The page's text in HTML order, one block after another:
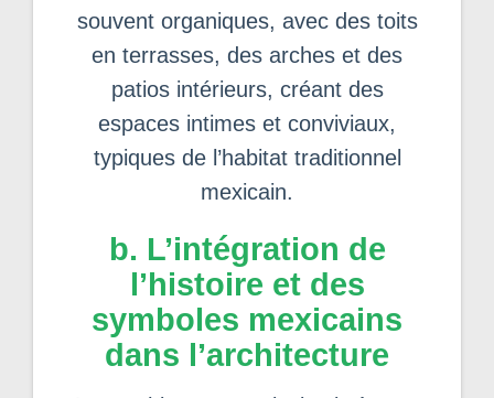
souvent organiques, avec des toits
en terrasses, des arches et des
patios intérieurs, créant des
espaces intimes et conviviaux,
typiques de l’habitat traditionnel
mexicain.
b. L’intégration de
l’histoire et des
symboles mexicains
dans l’architecture